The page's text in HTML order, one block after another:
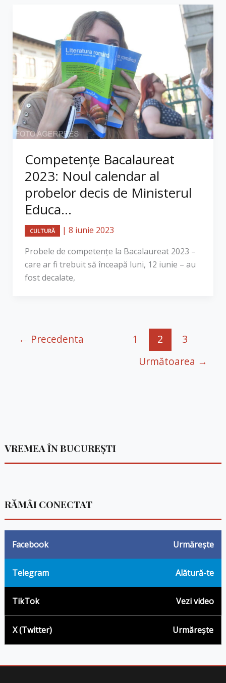
Competențe Bacalaureat
2023: Noul calendar al
probelor decis de Ministerul
Educa...
CULTURĂ | 8 iunie 2023
Probele de competențe la Bacalaureat 2023 –
care ar fi trebuit să înceapă luni, 12 iunie – au
fost decalate,
← Precedenta 1 2
3
Următoarea →
VREMEA ÎN BUCUREȘTI
RĂMÂI CONECTAT
Facebook Urmărește
Telegram Alătură-te
TikTok Vezi video
X (Twitter) Urmărește